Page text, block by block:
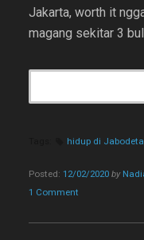
Jakarta, worth it
magang sekitar 3
hidup di
Posted: 12/02/2020 by
1 Comment